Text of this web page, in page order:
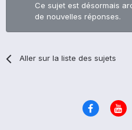
Ce sujet est désormais
de nouvelles réponses.
Aller sur la liste des sujets